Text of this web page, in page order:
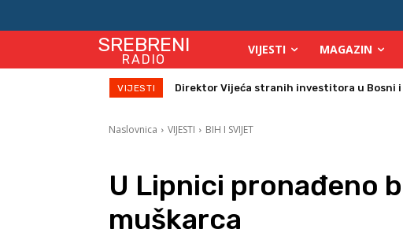
SREBRENI
RADIO
VIJESTI MAGAZIN
VIJESTI Zbog velikih vrućina povećan broj požara u
Naslovnica VIJESTI BIH I SVIJET
U Lipnici pronađeno
muškarca